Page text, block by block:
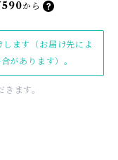
から
ます（お届け先によ
があります）。
ます。